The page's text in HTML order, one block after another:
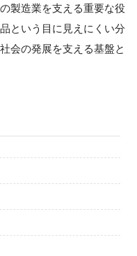
製造業を支える重要な役
という目に見えにくい分
会の発展を支える基盤と